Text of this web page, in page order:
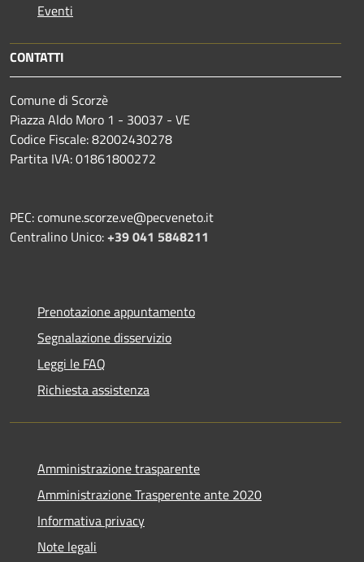
Eventi
CONTATTI
Comune di Scorzè
Piazza Aldo Moro 1 - 30037 - VE
Codice Fiscale: 82002430278
Partita IVA: 01861800272
PEC: comune.scorze.ve@pecveneto.it
Centralino Unico:+39 041 5848211
Prenotazione appuntamento
Segnalazione disservizio
Leggi le FAQ
Richiesta assistenza
Amministrazione trasparente
Amministrazione Trasperente ante 2020
Informativa privacy
Note legali